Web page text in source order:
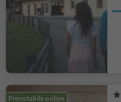
Prenotabile online